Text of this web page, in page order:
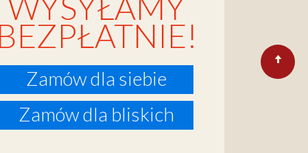
BEZPŁATNIE!
Zamów dla siebie
Zamów dla bliskich